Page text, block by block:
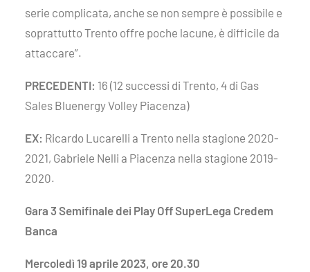
serie complicata, anche se non sempre è possibile e
soprattutto Trento offre poche lacune, è difficile da
attaccare”.
PRECEDENTI: 16 (12 successi di Trento, 4 di Gas
Sales Bluenergy Volley Piacenza)
EX: Ricardo Lucarelli a Trento nella stagione 2020-
2021, Gabriele Nelli a Piacenza nella stagione 2019-
2020.
Gara 3 Semifinale dei Play Off SuperLega Credem
Banca
Mercoledì 19 aprile 2023, ore 20.30